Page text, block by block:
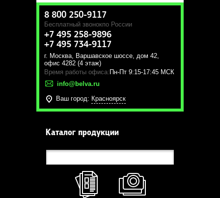
8 800 250-9117
Бесплатный звонокпо России
+7 495 258-9896
+7 495 734-9117
г. Москва, Варшавское шоссе, дом 42,
офис 4282 (4 этаж)
Время работы офиса: Пн-Пт 9:15-17:45 МСК
info@belva.ru
Ваш город: Красноярск
Каталог продукции